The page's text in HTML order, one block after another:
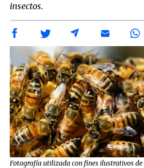
insectos.
Fotografía utilizada con fines ilustrativos